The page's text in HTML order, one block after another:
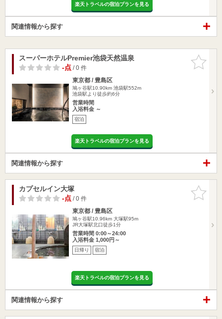
楽天トラベルの宿泊プランを見る
関連情報から探す
お気に入
りに追加
スーパーホテルPremier池袋天然温泉
-点/ 0 件
東京都 / 豊島区
鳩ヶ谷駅10.90km 池袋駅552m
池袋駅より徒歩約6分
営業時間
入浴料金 ～
宿泊
楽天トラベルの宿泊プランを見る
関連情報から探す
お気に入
りに追加
カプセルイン大塚
-点/ 0 件
東京都 / 豊島区
鳩ヶ谷駅10.96km 大塚駅95m
JR大塚駅北口徒歩1分
営業時間 0:00～24:00
入浴料金 1,000円～
日帰り 宿泊
楽天トラベルの宿泊プランを見る
関連情報から探す